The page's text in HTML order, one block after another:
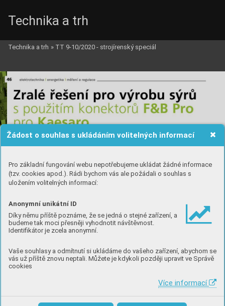
Žádost o souhlas s ukládáním volitelných informací
Pro základní fungování webu nepotřebujeme ukládat žádné informace
(tzv. cookies apod.). Rádi bychom vás ale požádali o souhlas s
uložením volitelných informací:
Anonymní unikátní ID
Díky němu příště poznáme, že se jedná o stejné zařízení, a
budeme tak moci přesněji vyhodnotit návštěvnost.
Identifikátor je zcela anonymní.
Vaše souhlasy a odmítnutí si ukládáme do vašeho zařízení, abychom se
vás už příště znovu neptali. Můžete je kdykoli později upravit ve Správě
cookies
Více informací
Technika a trh
Technika a trh » TT 9-10/2020 - strojírenský speciál